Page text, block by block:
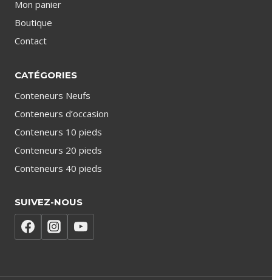
Mon panier
Boutique
Contact
CATÉGORIES
Conteneurs Neufs
Conteneurs d’occasion
Conteneurs 10 pieds
Conteneurs 20 pieds
Conteneurs 40 pieds
SUIVEZ-NOUS